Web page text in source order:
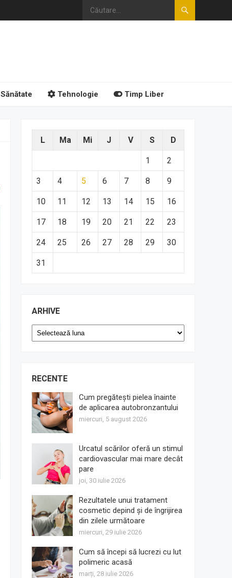
Sănătate Tehnologie Timp Liber
L Ma Mi J V S D
1 2
3 4 5 6 7 8 9
10 11 12 13 14 15 16
17 18 19 20 21 22 23
24 25 26 27 28 29 30
31
ARHIVE
Arhive
RECENTE
Cum pregătești pielea înainte
de aplicarea autobronzantului
miercuri, 5 august 2026
Urcatul scărilor oferă un stimul
cardiovascular mai mare decât
pare
joi, 30 iulie 2026
Rezultatele unui tratament
cosmetic depind și de îngrijirea
din zilele următoare
miercuri, 29 iulie 2026
Cum să începi să lucrezi cu lut
polimeric acasă
marți, 28 iulie 2026